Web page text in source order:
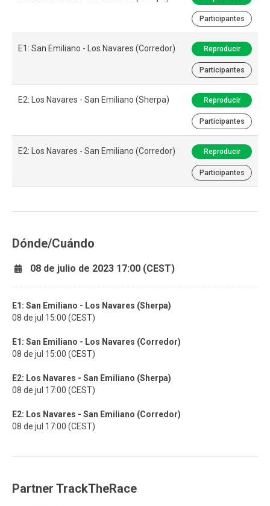
Participantes
E1: San Emiliano - Los Navares (Corredor) Reproducir
Participantes
E2: Los Navares - San Emiliano (Sherpa) Reproducir
Participantes
E2: Los Navares - San Emiliano (Corredor) Reproducir
Participantes
Dónde/Cuándo
08 de julio de 2023 17:00 (CEST)
E1: San Emiliano - Los Navares (Sherpa)
08 de jul 15:00 (CEST)
E1: San Emiliano - Los Navares (Corredor)
08 de jul 15:00 (CEST)
E2: Los Navares - San Emiliano (Sherpa)
08 de jul 17:00 (CEST)
E2: Los Navares - San Emiliano (Corredor)
08 de jul 17:00 (CEST)
Partner TrackTheRace